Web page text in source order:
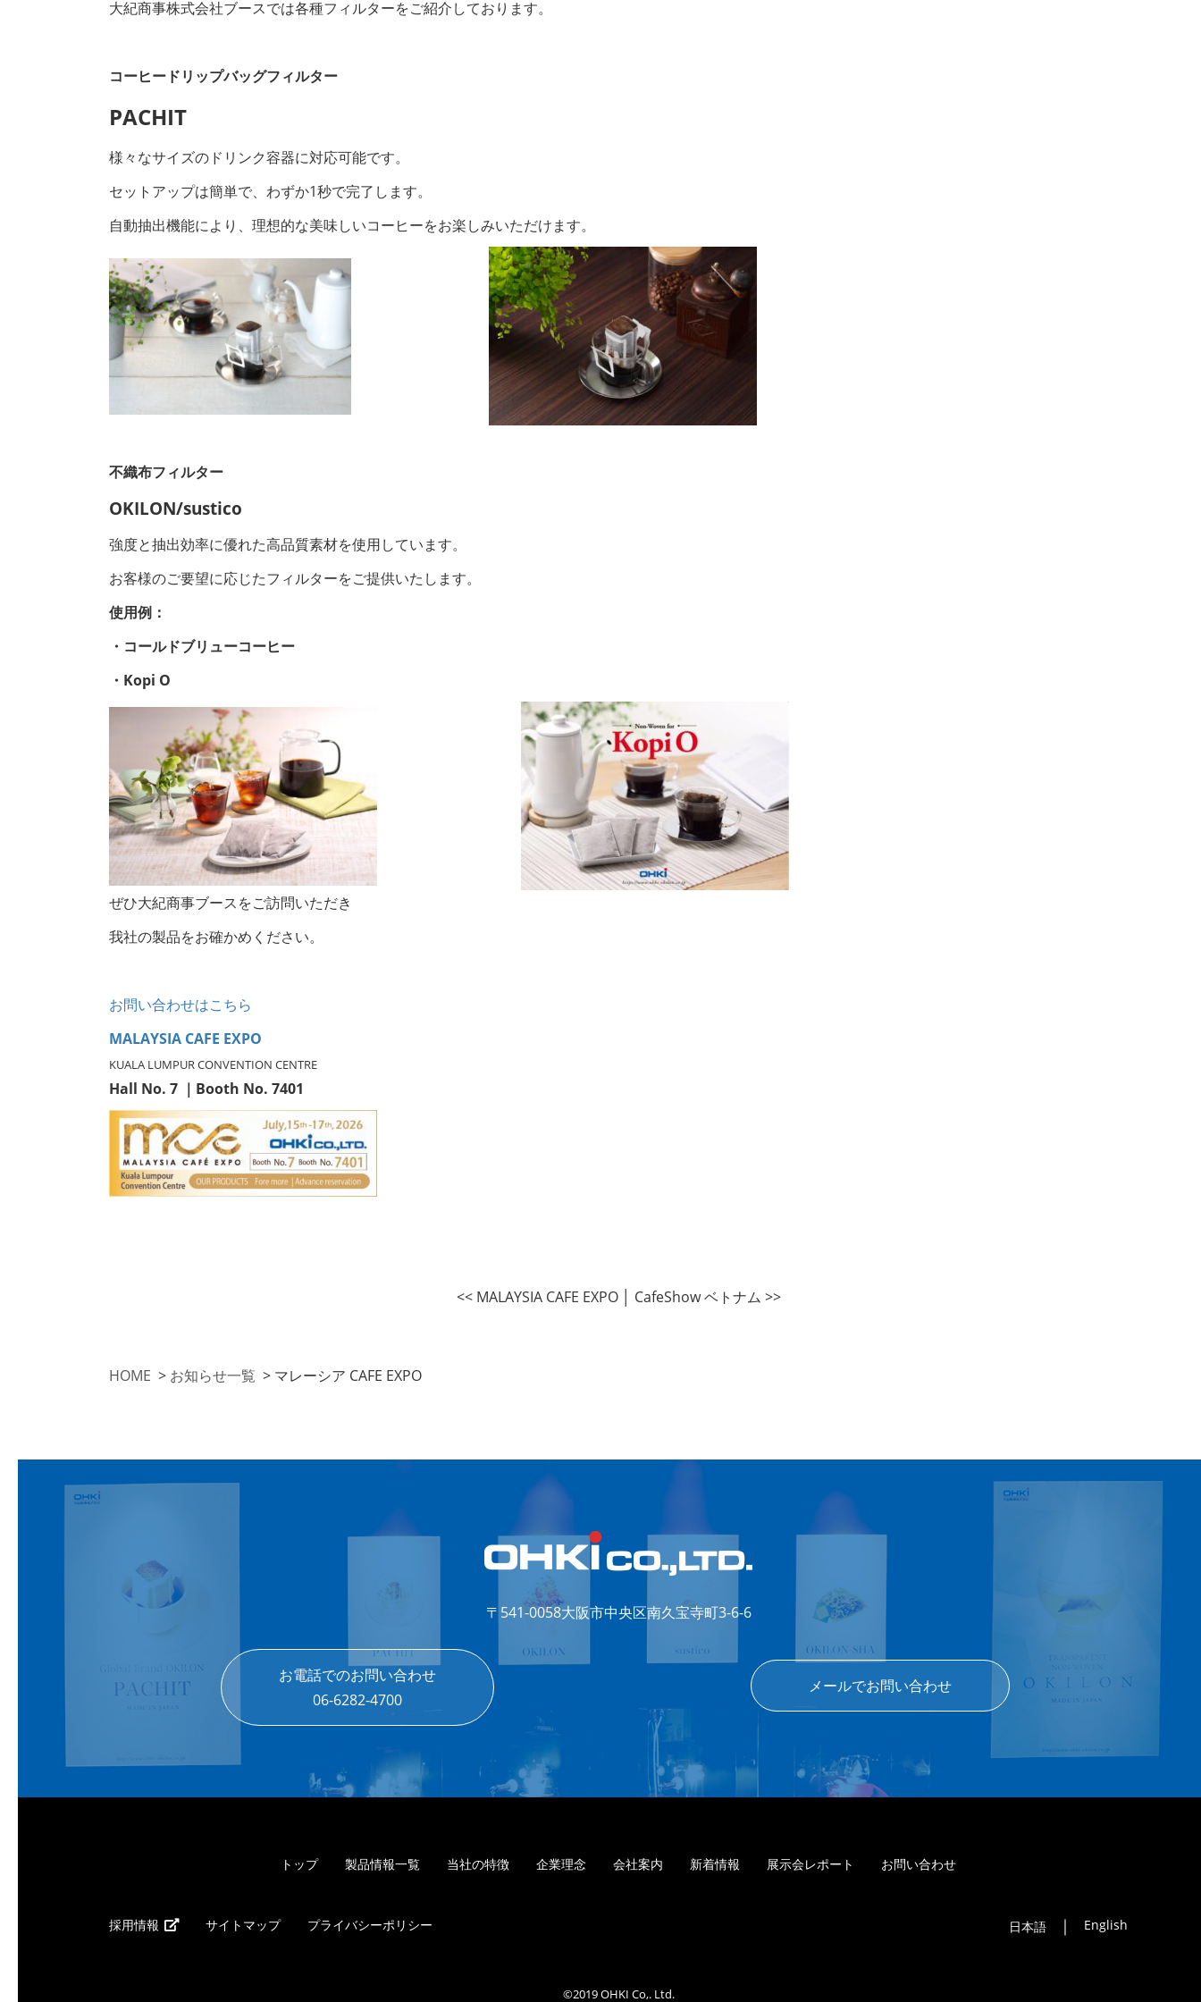
大紀商事株式会社ブースでは各種フィルターをご紹介しております。
コーヒードリップバッグフィルター
PACHIT
様々なサイズのドリンク容器に対応可能です。
セットアップは簡単で、わずか1秒で完了します。
自動抽出機能により、理想的な美味しいコーヒーをお楽しみいただけます。
不織布フィルター
OKILON/sustico
強度と抽出効率に優れた高品質素材を使用しています。
お客様のご要望に応じたフィルターをご提供いたします。
使用例：
・コールドブリューコーヒー
・Kopi O
ぜひ大紀商事ブースをご訪問いただき
我社の製品をお確かめください。
お問い合わせはこちら
MALAYSIA CAFE EXPO
KUALA LUMPUR CONVENTION CENTRE
Hall No. 7 ｜Booth No. 7401
<< MALAYSIA CAFE EXPO│ CafeShow ベトナム >>
HOME > お知らせ一覧 > マレーシア CAFE EXPO
〒541-0058大阪市中央区南久宝寺町3-6-6
お電話でのお問い合わせ
06-6282-4700
メールでお問い合わせ
トップ 製品情報一覧 当社の特徴 企業理念 会社案内 新着情報 展示会レポート お問い合わせ
採用情報 サイトマップ プライバシーポリシー 日本語 ｜ English
©2019 OHKI Co,. Ltd.